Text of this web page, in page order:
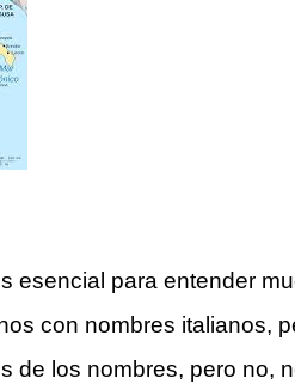
esencial para entender
con nombres italianos,
de los nombres, pero no,